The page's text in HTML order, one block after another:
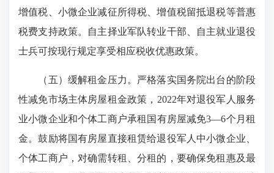
增值税、小微企业减征所得税、增值税留抵退税等普惠
税费支持政策。自主择业军队转业干部、自主就业退役
士兵可按现行规定享受相应税收优惠政策。
（五）缓解租金压力。严格落实国务院出台的阶段
性减免市场主体房屋租金政策，2022年对退役军人服务
业小微企业和个体工商户承租国有房屋减免3—6个月租
金。鼓励将国有房屋直接租赁给退役军人中小微企业、
个体工商户，对确需转租、分租的，要确保免租惠及最